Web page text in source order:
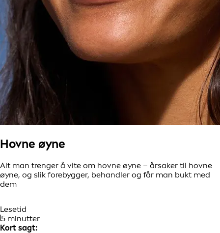
Hovne øyne
Alt man trenger å vite om hovne øyne – årsaker til hovne
øyne, og slik forebygger, behandler og får man bukt med
dem
Lesetid
5 minutter
Kort sagt: